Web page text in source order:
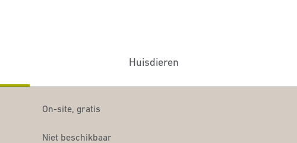
Huisdieren
On-site, gratis
Niet beschikbaar